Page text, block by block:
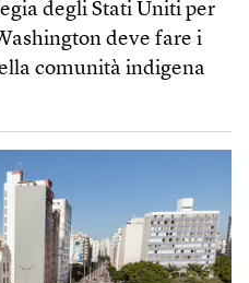
degli Stati Uniti per
deve fare i
comunità indigena